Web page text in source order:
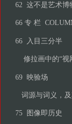
62 这不是艺术博
66 专 栏
66 入目三分半
修拉画中的“视
69 映验场
词源与词义，及
75 图像即历史